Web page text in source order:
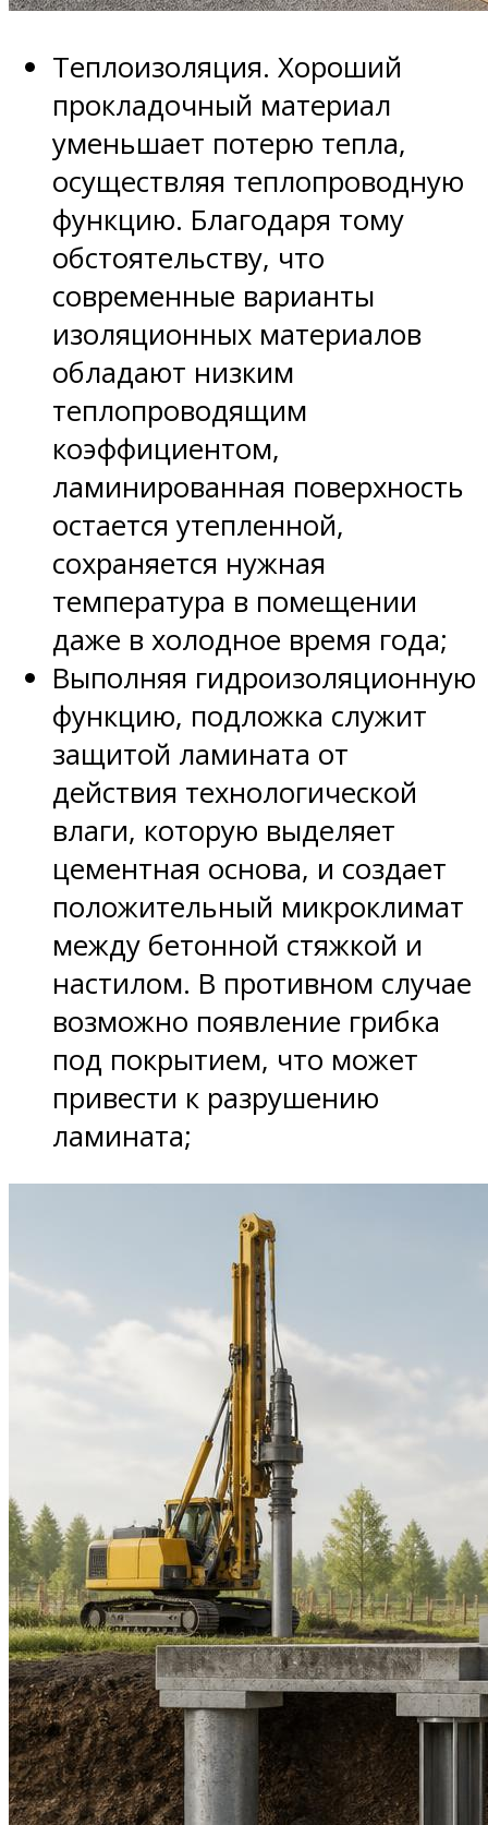
Теплоизоляция. Хороший
прокладочный материал
уменьшает потерю тепла,
осуществляя теплопроводную
функцию. Благодаря тому
обстоятельству, что
современные варианты
изоляционных материалов
обладают низким
теплопроводящим
коэффициентом,
ламинированная поверхность
остается утепленной,
сохраняется нужная
температура в помещении
даже в холодное время года;
Выполняя гидроизоляционную
функцию, подложка служит
защитой ламината от
действия технологической
влаги, которую выделяет
цементная основа, и создает
положительный микроклимат
между бетонной стяжкой и
настилом. В противном случае
возможно появление грибка
под покрытием, что может
привести к разрушению
ламината;